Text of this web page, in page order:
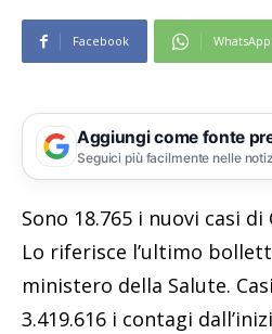
Facebook WhatsApp
Aggiungi come fonte
Seguici più facilmente nelle
Sono 18.765 i nuovi casi
Lo riferisce l’ultimo
ministero della Salute.
3.419.616 i contagi